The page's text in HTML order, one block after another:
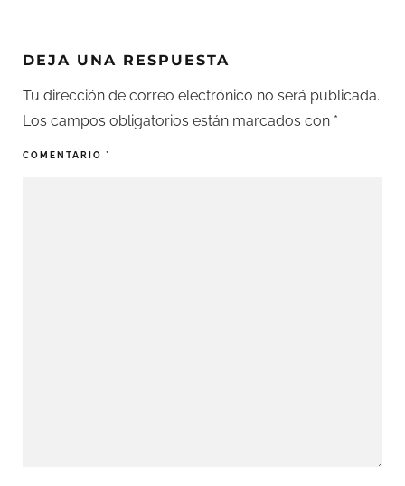
DEJA UNA RESPUESTA
Tu dirección de correo electrónico no será publicada.
Los campos obligatorios están marcados con *
COMENTARIO *